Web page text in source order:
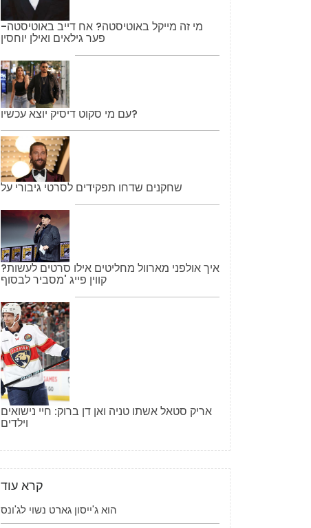
מי זה מייקל באוטיסטה? אח דייב באוטיסטה-
פער גילאים ואילן יוחסין
עם מי סקוט דיסיק יוצא עכשיו?
שחקנים שדחו תפקידים לסרטי גיבורי על
איך אולפני מארוול מחליטים אילו סרטים לעשות?
קווין פייג 'מסביר לבסוף
אריק סטאל אשתו טניה ואן דן ברוק: חיי נישואים
וילדים
קרא עוד
הוא ג'ייסון גארט נשוי לג'ונס